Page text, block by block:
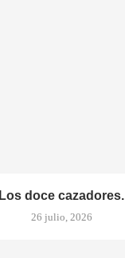
Los doce cazadores.
26 julio, 2026